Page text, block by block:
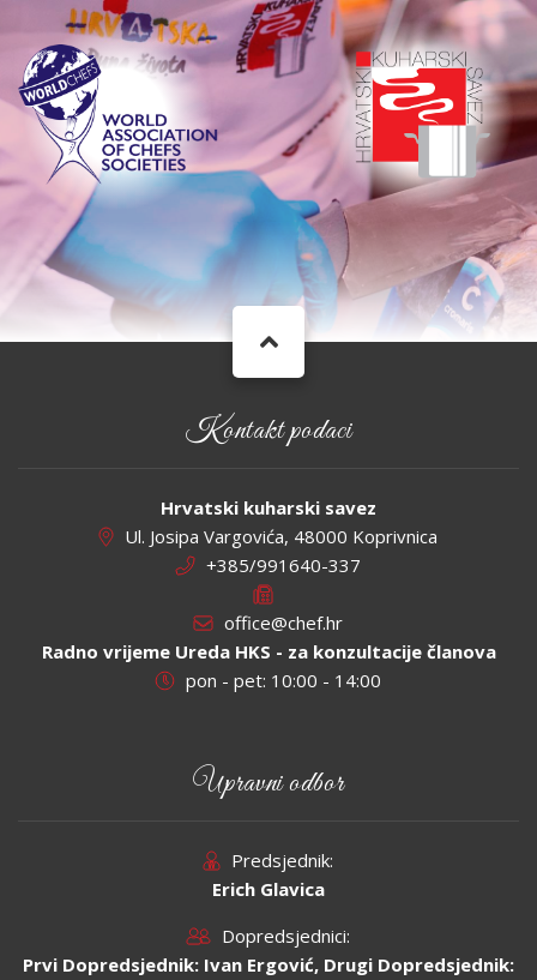
Kontakt podaci
Hrvatski kuharski savez
Ul. Josipa Vargovića, 48000 Koprivnica
+385/991640-337
office@chef.hr
Radno vrijeme Ureda HKS - za konzultacije članova
pon - pet: 10:00 - 14:00
Upravni odbor
Predsjednik:
Erich Glavica
Dopredsjednici:
Prvi Dopredsjednik: Ivan Ergović, Drugi Dopredsjednik: